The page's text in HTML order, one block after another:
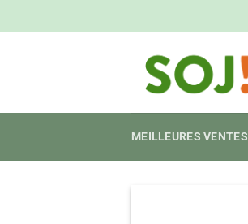
au
MEILLEURES VENTES